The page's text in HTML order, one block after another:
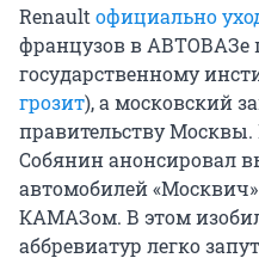
Renaultофициально
французов в АВТОВАЗе
государственному
грозит), а московский
правительству
Собянин анонсировал
автомобилей
КАМАЗом. В этом
аббревиатур легко